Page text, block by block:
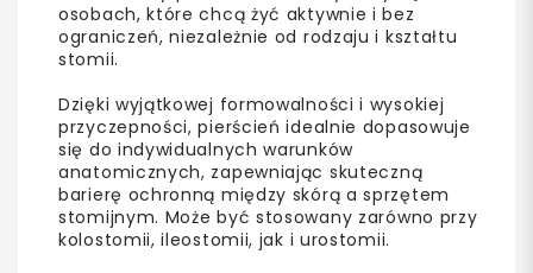
osobach, które chcą żyć aktywnie i bez
ograniczeń, niezależnie od rodzaju i kształtu
stomii.
Dzięki wyjątkowej formowalności i wysokiej
przyczepności, pierścień idealnie dopasowuje
się do indywidualnych warunków
anatomicznych, zapewniając skuteczną
barierę ochronną między skórą a sprzętem
stomijnym. Może być stosowany zarówno przy
kolostomii, ileostomii, jak i urostomii.